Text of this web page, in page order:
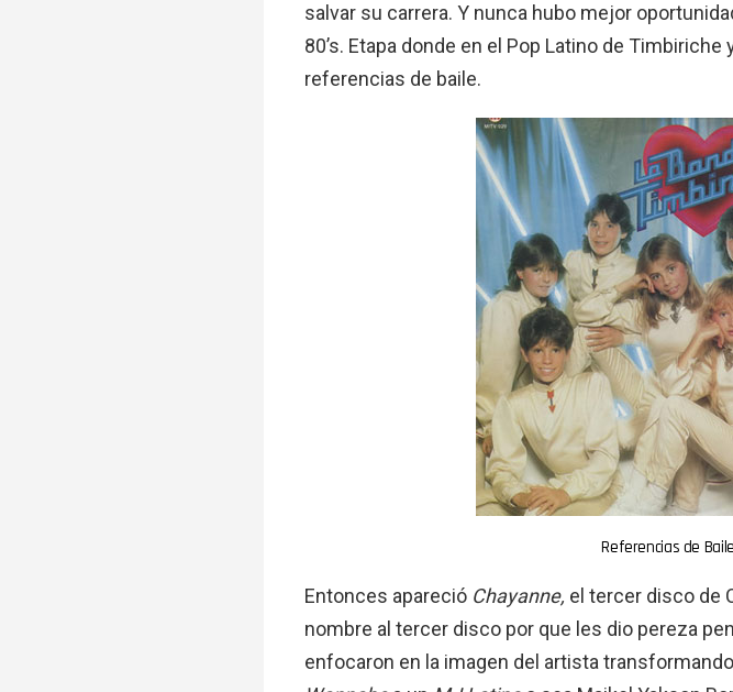
salvar su carrera. Y nunca hubo mejor
80’s. Etapa donde en el Pop Latino de
referencias de baile.
Referencias de Baile
Entonces apareció Chayanne, el tercer disco de
nombre al tercer disco por que les dio pereza
enfocaron en la imagen del artista